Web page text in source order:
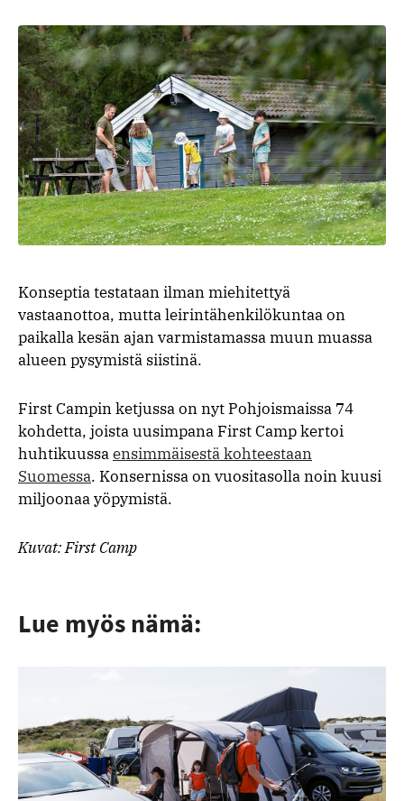
Konseptia testataan ilman miehitettyä
vastaanottoa, mutta leirintähenkilökuntaa on
paikalla kesän ajan varmistamassa muun muassa
alueen pysymistä siistinä.
First Campin ketjussa on nyt Pohjoismaissa 74
kohdetta, joista uusimpana First Camp kertoi
huhtikuussaensimmäisestä kohteestaan
Suomessa. Konsernissa on vuositasolla noin kuusi
miljoonaa yöpymistä.
Kuvat: First Camp
Lue myös nämä: